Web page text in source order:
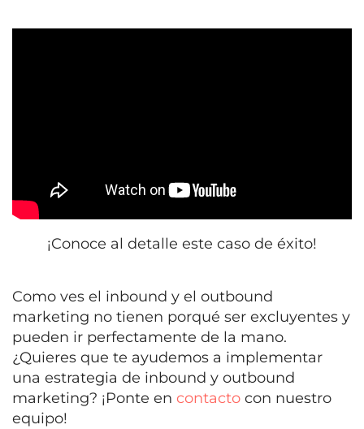
¡Conoce al detalle este caso de éxito!
Como ves el inbound y el outbound
marketing no tienen porqué ser excluyentes y
pueden ir perfectamente de la mano.
¿Quieres que te ayudemos a implementar
una estrategia de inbound y outbound
marketing? ¡Ponte en contacto con nuestro
equipo!